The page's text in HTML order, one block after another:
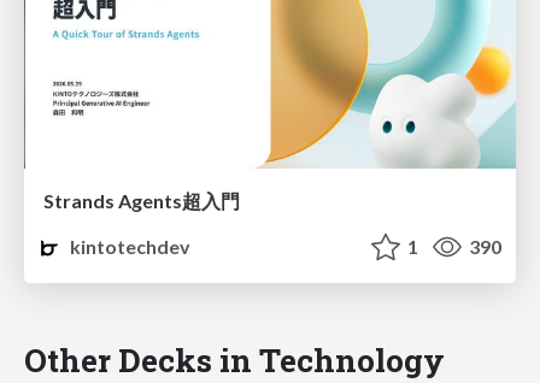
Strands Agents超入門
kintotechdev
1 390
Other Decks in Technology